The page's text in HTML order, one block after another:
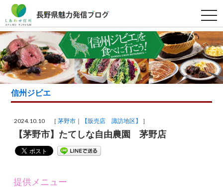
t
o
g
g
l
e
n
a
v
i
t
信州ジビエ
2024.10.10 ［茅野市 【販売店 諏訪地区】 ］
【茅野市】たてしな自由農園 茅野店
提供メニュー